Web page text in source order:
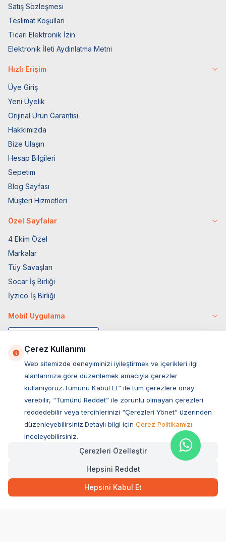
149,50 Hızlı Teslimat
SEPETE EKLE
Satış Sözleşmesi
Teslimat Koşulları
Ticari Elektronik İzin
Elektronik İleti Aydınlatma Metni
Hızlı Erişim
Üye Giriş
Yeni Üyelik
Orijinal Ürün Garantisi
Hakkımızda
Bize Ulaşın
Hesap Bilgileri
Sepetim
Blog Sayfası
Müşteri Hizmetleri
Özel Sayfalar
4 Ekim Özel
Markalar
Tüy Savaşları
Socar İş Birliği
İyzico İş Birliği
Mobil Uygulama
Müşteri Hizmetleri
Sıkça Sorulan Sorular
Ovacık Mah. Hacıoğlu Sok. No:13 Başiskele / KOCAELİ
Müşteri Destek Hattı
Çerez Kullanımı
Web sitemizde deneyiminizi iyileştirmek ve içerikleri ilgi
alanlarınıza göre düzenlemek amacıyla çerezler
kullanıyoruz.Tümünü Kabul Et” ile tüm çerezlere onay
verebilir, “Tümünü Reddet” ile zorunlu olmayan çerezleri
reddedebilir veya tercihlerinizi “Çerezleri Yönet” üzerinden
düzenleyebilirsiniz.Detaylı bilgi için Çerez Politikamızı
inceleyebilirsiniz.
Çerezleri Özelleştir
Hepsini Reddet
Hepsini Kabul Et